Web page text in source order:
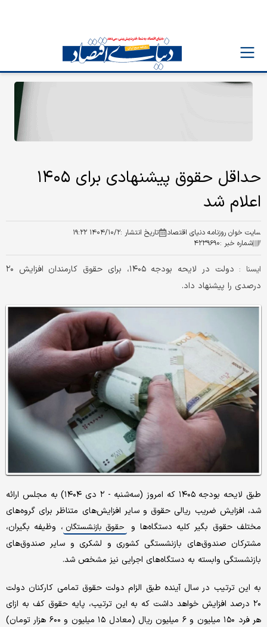
حداقل حقوق پیشنهادی برای ۱۴۰۵
اعلام شد
سایت خوان روزنامه دنیای اقتصاد تاریخ انتشار :۱۴۰۴/۱۰/۲ ۱۹:۲۲
شماره خبر :۴۲۳۹۶۹۰
ايسنا :
دولت در لایحه بودجه ۱۴۰۵، برای حقوق کارمندان افزایش ۲۰
درصدی را پیشنهاد داد.
طبق لایحه بودجه ۱۴۰۵ که امروز (سه‌شنبه - ۲ دی ۱۴۰۴) به مجلس ارائه
شد،‌ افزایش ضریب ریالی حقوق و سایر افزایش‌های متناظر برای گروه‌های
مختلف حقوق بگیر کلیه دستگاه‌ها و
حقوق بازنشستگان ، وظیفه بگیران،
مشترکان صندوق‌های بازنشستگی کشوری و لشکری و سایر صندوق‌های
بازنشستگی وابسته به دستگاه‌های اجرایی نیز مشخص شد.
به این ترتیب در سال آینده طبق الزام دولت حقوق تمامی کارکنان دولت
۲۰ درصد افزایش خواهد داشت که به این ترتیب، پایه حقوق کف به ازای
هر فرد ۱۵۰ میلیون و ۶ میلیون ریال (معادل ۱۵ میلیون و ۶۰۰ هزار تومان)